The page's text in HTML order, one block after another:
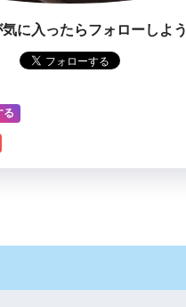
に入ったらフォローしよう
る